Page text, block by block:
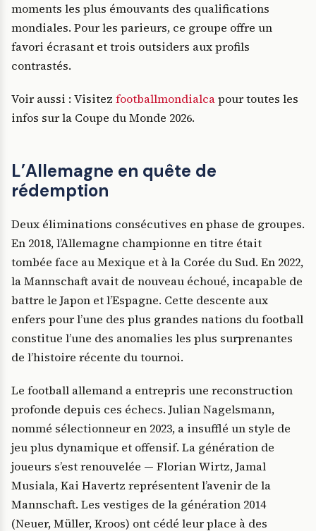
moments les plus émouvants des qualifications
mondiales. Pour les parieurs, ce groupe offre un
favori écrasant et trois outsiders aux profils
contrastés.
Voir aussi : Visitez footballmondialcapour toutes les
infos sur la Coupe du Monde 2026.
L’Allemagne en quête de
rédemption
Deux éliminations consécutives en phase de groupes.
En 2018, l’Allemagne championne en titre était
tombée face au Mexique et à la Corée du Sud. En 2022,
la Mannschaft avait de nouveau échoué, incapable de
battre le Japon et l’Espagne. Cette descente aux
enfers pour l’une des plus grandes nations du football
constitue l’une des anomalies les plus surprenantes
de l’histoire récente du tournoi.
Le football allemand a entrepris une reconstruction
profonde depuis ces échecs. Julian Nagelsmann,
nommé sélectionneur en 2023, a insufflé un style de
jeu plus dynamique et offensif. La génération de
joueurs s’est renouvelée — Florian Wirtz, Jamal
Musiala, Kai Havertz représentent l’avenir de la
Mannschaft. Les vestiges de la génération 2014
(Neuer, Müller, Kroos) ont cédé leur place à des